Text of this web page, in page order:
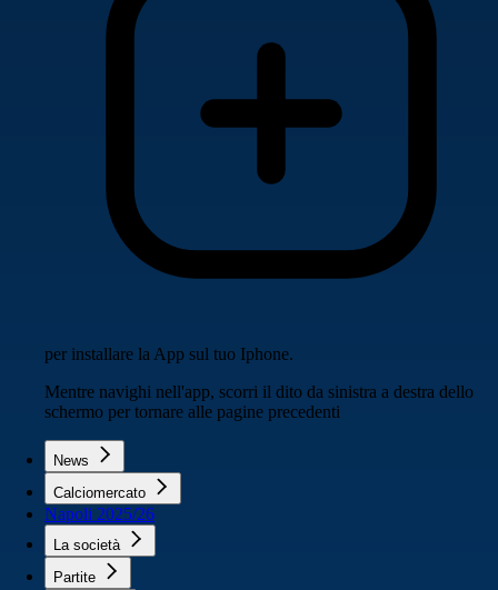
per installare la App sul tuo Iphone.
Mentre navighi nell'app, scorri il dito da sinistra a destra dello
schermo per tornare alle pagine precedenti
News
Calciomercato
Napoli 2025/26
La società
Partite